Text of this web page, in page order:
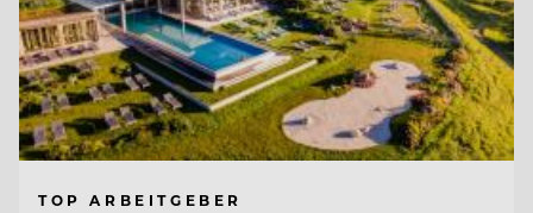
TOP ARBEITGEBER